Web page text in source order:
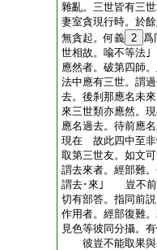
雜亂。三世皆有三
妻室貪現行時。於
無貪起。何義 2 爲
世相故。喩不等
應然者。破第四師
法中應有三世。謂
去。後刹那應名未
來三世類亦應然。
應名過去。待前
現在 故此四中至非
取第三世友。如
謂去來者。經部難
謂去･來｣ 豈不前
切有部答。指同
作用者。經部復難
見色等彼同分攝。
彼豈不能取果與